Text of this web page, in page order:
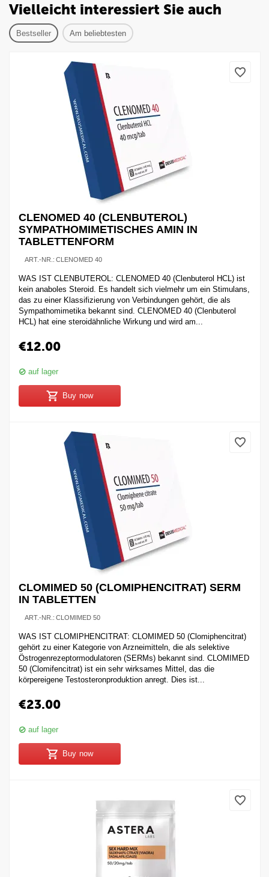
Vielleicht interessiert Sie auch
Bestseller Am beliebtesten
CLENOMED 40 (CLENBUTEROL)
SYMPATHOMIMETISCHES AMIN IN
TABLETTENFORM
ART.-NR.: CLENOMED 40
WAS IST CLENBUTEROL: CLENOMED 40 (Clenbuterol HCL) ist
kein anaboles Steroid. Es handelt sich vielmehr um ein Stimulans,
das zu einer Klassifizierung von Verbindungen gehört, die als
Sympathomimetika bekannt sind. CLENOMED 40 (Clenbuterol
HCL) hat eine steroidähnliche Wirkung und wird am...
€12.00
auf lager
Buy now
CLOMIMED 50 (CLOMIPHENCITRAT) SERM
IN TABLETTEN
ART.-NR.: CLOMIMED 50
WAS IST CLOMIPHENCITRAT: CLOMIMED 50 (Clomiphencitrat)
gehört zu einer Kategorie von Arzneimitteln, die als selektive
Östrogenrezeptormodulatoren (SERMs) bekannt sind. CLOMIMED
50 (Clomifencitrat) ist ein sehr wirksames Mittel, das die
körpereigene Testosteronproduktion anregt. Dies ist...
€23.00
auf lager
Buy now